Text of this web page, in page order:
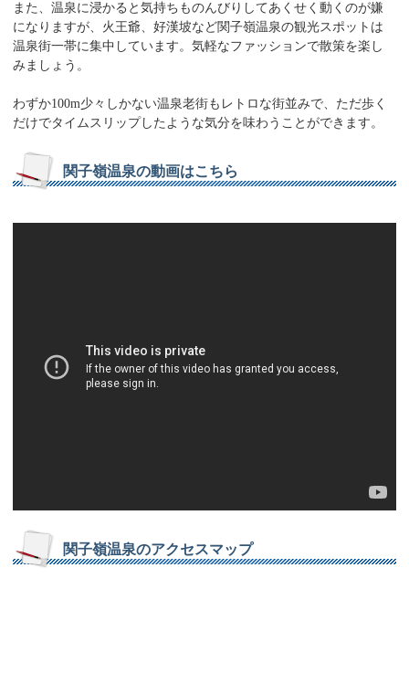
また、温泉に浸かると気持ちものんびりしてあくせく動くのが嫌
になりますが、火王爺、好漢坡など関子嶺温泉の観光スポットは
温泉街一帯に集中しています。気軽なファッションで散策を楽し
みましょう。
わずか100m少々しかない温泉老街もレトロな街並みで、ただ歩く
だけでタイムスリップしたような気分を味わうことができます。
関子嶺温泉の動画はこちら
関子嶺温泉のアクセスマップ